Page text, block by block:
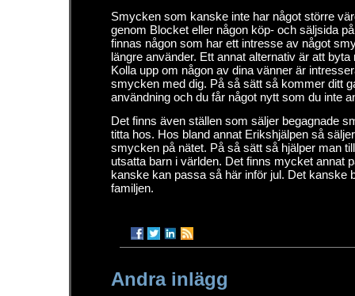
Smycken som kanske inte har något större
genom Blocket eller någon köp- och säljsida
finnas någon som har ett intresse av något
längre använder. Ett annat alternativ är att
Kolla upp om någon av dina vänner är
smycken med dig. På så sätt så kommer ditt
användning och du får något nytt som du inte
Det finns även ställen som säljer begagnade
titta hos. Hos bland annat Erikshjälpen så
smycken på nätet. På så sätt så hjälper man
utsatta barn i världen. Det finns mycket annat
kanske kan passa så här inför jul. Det kanske
familjen.
Andra inlägg